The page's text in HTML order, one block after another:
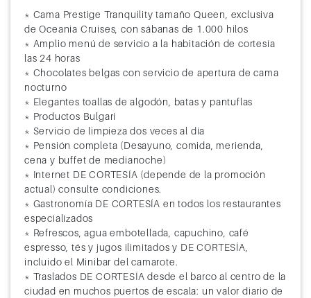
* Cama Prestige Tranquility tamaño Queen, exclusiva
de Oceania Cruises, con sábanas de 1.000 hilos
* Amplio menú de servicio a la habitación de cortesía
las 24 horas
* Chocolates belgas con servicio de apertura de cama
nocturno
* Elegantes toallas de algodón, batas y pantuflas
* Productos Bulgari
* Servicio de limpieza dos veces al día
* Pensión completa (Desayuno, comida, merienda,
cena y buffet de medianoche)
* Internet DE CORTESÍA (depende de la promoción
actual) consulte condiciones.
* Gastronomía DE CORTESÍA en todos los restaurantes
especializados
* Refrescos, agua embotellada, capuchino, café
espresso, tés y jugos ilimitados y DE CORTESÍA,
incluido el Minibar del camarote.
* Traslados DE CORTESÍA desde el barco al centro de la
ciudad en muchos puertos de escala: un valor diario de